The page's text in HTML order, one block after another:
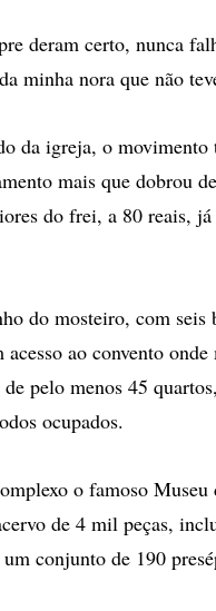
deram certo, nunca
minha nora que não
da igreja, o movimento
mais que dobrou
do frei, a 80 reais, já
do mosteiro, com seis
ao convento onde
pelo menos 45
ocupados.
o famoso Museu
de 4 mil peças,
conjunto de 190